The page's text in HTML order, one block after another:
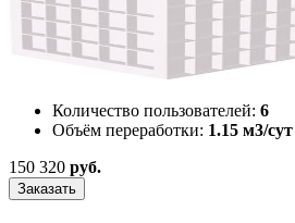
Количество пользователей: 6
Объём переработки: 1.15 м3/сут
150 320 руб.
Заказать